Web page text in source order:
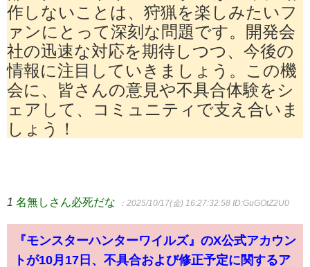
作しないことは、狩猟を楽しみたいフ
ァンにとって深刻な問題です。開発会
社の迅速な対応を期待しつつ、今後の
情報に注目していきましょう。この機
会に、皆さんの意見や不具合体験をシ
ェアして、コミュニティで支え合いま
しょう！
1 名無しさん必死だな ：2025/10/17(金) 16:27:32.58 ID:GuGOtZ2U0
『モンスターハンターワイルズ』のX公式アカウン
トが10月17日、不具合および修正予定に関するア